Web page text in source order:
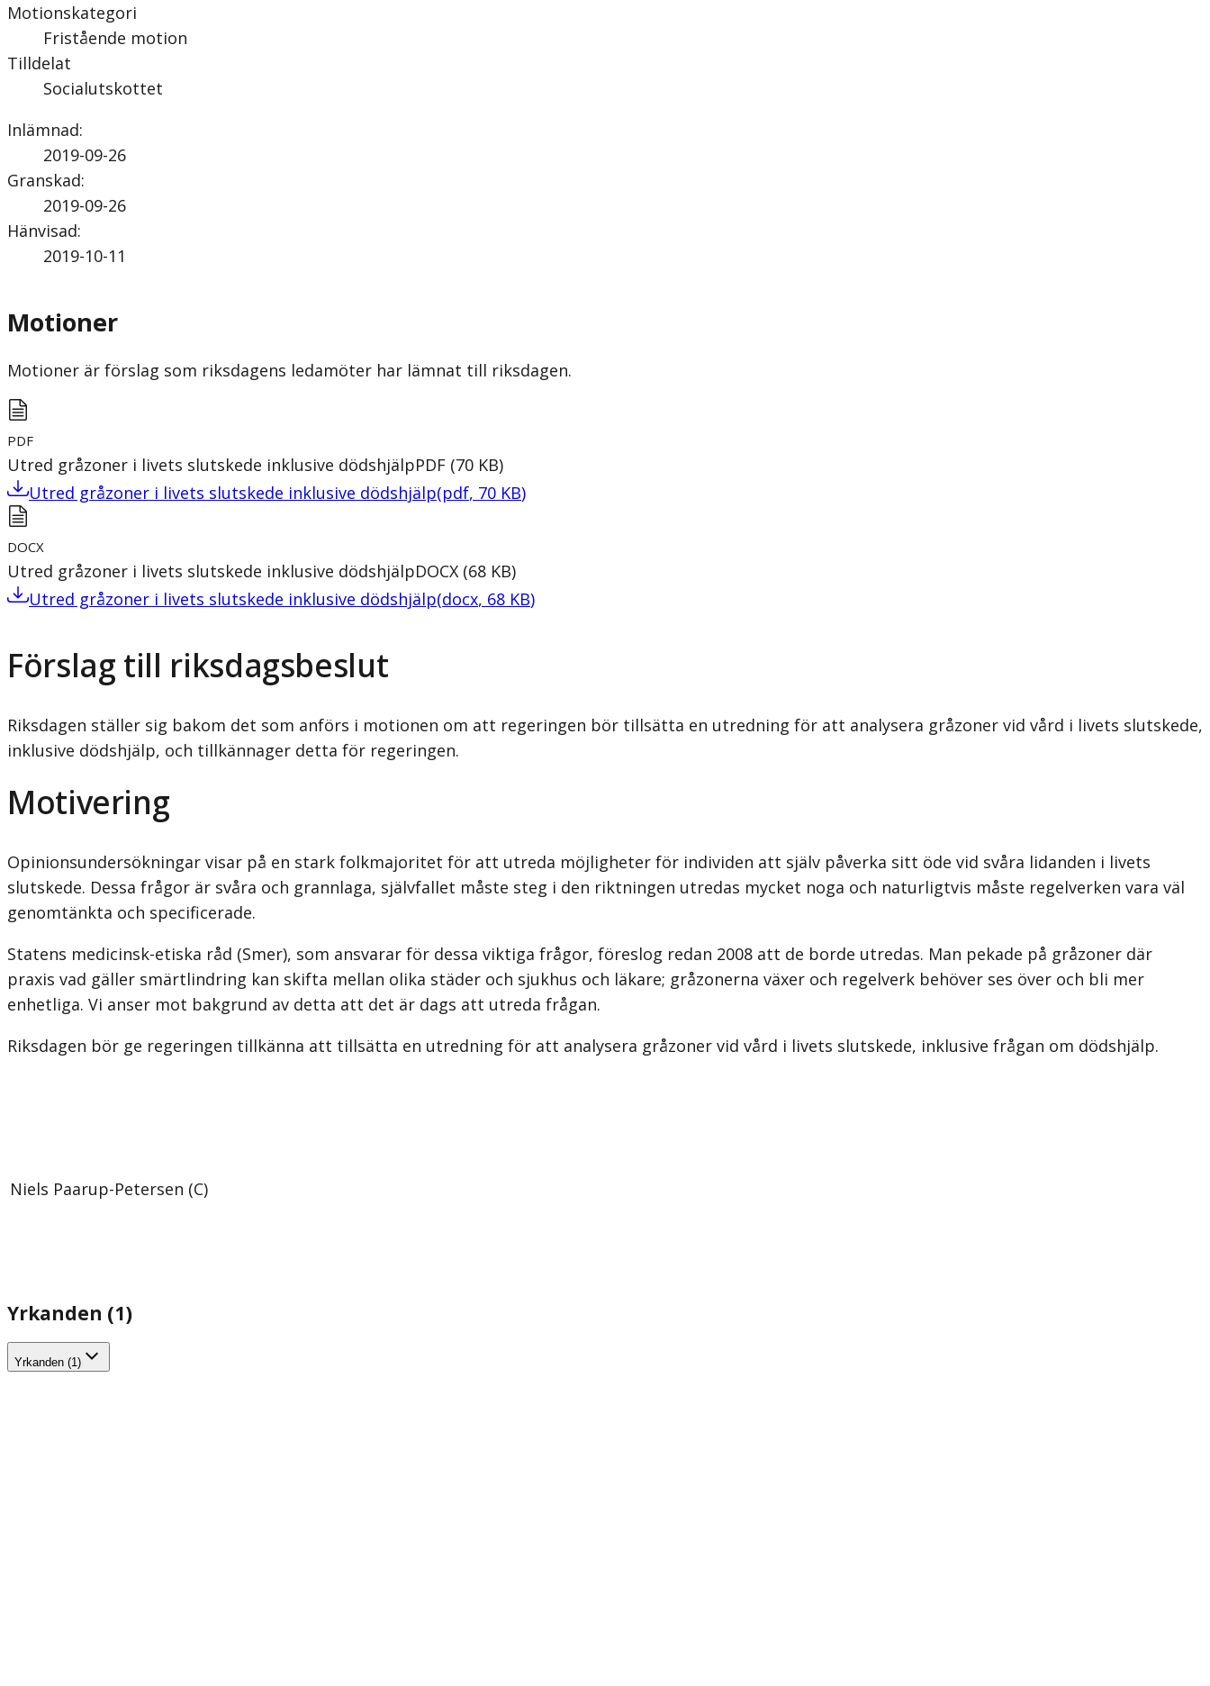
Motionskategori
Fristående motion
Tilldelat
Socialutskottet
Inlämnad:
2019-09-26
Granskad:
2019-09-26
Hänvisad:
2019-10-11
Motioner
Motioner är förslag som riksdagens ledamöter har lämnat till riksdagen.
PDF
Utred gråzoner i livets slutskede inklusive dödshjälpPDF (70 KB)
Utred gråzoner i livets slutskede inklusive dödshjälp(pdf, 70 KB)
DOCX
Utred gråzoner i livets slutskede inklusive dödshjälpDOCX (68 KB)
Utred gråzoner i livets slutskede inklusive dödshjälp(docx, 68 KB)
Förslag till riksdagsbeslut
Riksdagen ställer sig bakom det som anförs i motionen om att regeringen bör tillsätta en utredning för att analysera gråzoner vid vård i livets slutskede,
inklusive dödshjälp, och tillkännager detta för regeringen.
Motivering
Opinionsundersökningar visar på en stark folkmajoritet för att utreda möjligheter för individen att själv påverka sitt öde vid svåra lidanden i livets
slutskede. Dessa frågor är svåra och grannlaga, självfallet måste steg i den riktningen utredas mycket noga och naturligtvis måste regelverken vara väl
genomtänkta och specificerade.
Statens medicinsk-etiska råd (Smer), som ansvarar för dessa viktiga frågor, föreslog redan 2008 att de borde utredas. Man pekade på gråzoner där
praxis vad gäller smärt­lindring kan skifta mellan olika städer och sjukhus och läkare; gråzonerna växer och regelverk behöver ses över och bli mer
enhetliga. Vi anser mot bakgrund av detta att det är dags att utreda frågan.
Riksdagen bör ge regeringen tillkänna att tillsätta en utredning för att analysera gråzoner vid vård i livets slutskede, inklusive frågan om dödshjälp.
Niels Paarup-Petersen (C)
Yrkanden (1)
Yrkanden (1)